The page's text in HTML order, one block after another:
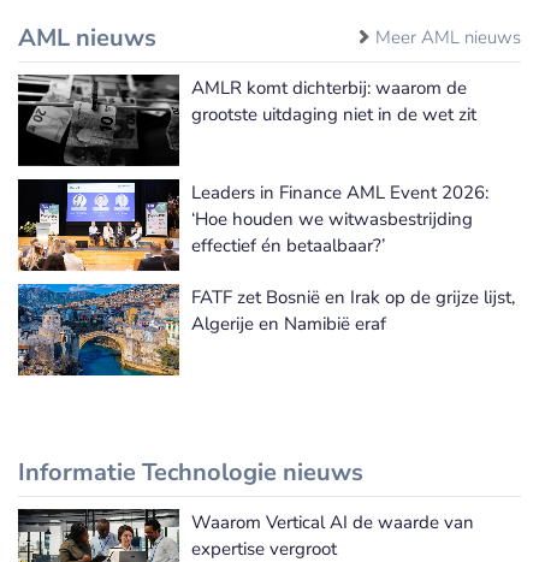
AML nieuws Meer AML nieuws
AMLR komt dichterbij: waarom de
grootste uitdaging niet in de wet zit
Leaders in Finance AML Event 2026:
‘Hoe houden we witwasbestrijding
effectief én betaalbaar?’
FATF zet Bosnië en Irak op de grijze lijst,
Algerije en Namibië eraf
Informatie Technologie nieuws
Meer Informatie Technologie nieuws
Waarom Vertical AI de waarde van
expertise vergroot